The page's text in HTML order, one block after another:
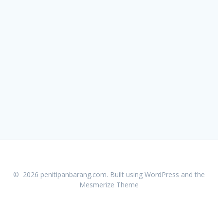
© 2026 penitipanbarang.com. Built using WordPress and the
Mesmerize Theme